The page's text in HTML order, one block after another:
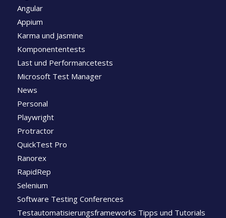
Angular
Appium
Karma und Jasmine
Komponententests
Last und Performancetests
Microsoft Test Manager
News
Personal
Playwright
Protractor
QuickTest Pro
Ranorex
RapidRep
Selenium
Software Testing Conferences
Testautomatisierungsframeworks Tipps und Tutorials